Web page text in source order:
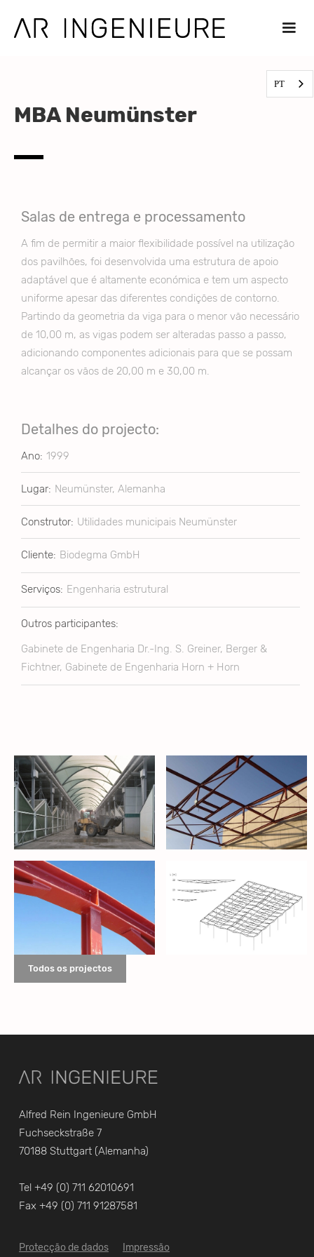
MBA Neumünster
Salas de entrega e processamento
A fim de permitir a maior flexibilidade possível na utilização
dos pavilhões, foi desenvolvida uma estrutura de apoio
adaptável que é altamente económica e tem um aspecto
uniforme apesar das diferentes condições de contorno.
Partindo da geometria da viga para o menor vão necessário
de 10,00 m, as vigas podem ser alteradas passo a passo,
adicionando componentes adicionais para que se possam
alcançar os vãos de 20,00 m e 30,00 m.
Detalhes do projecto:
Ano: 1999
Lugar: Neumünster, Alemanha
Construtor: Utilidades municipais Neumünster
Cliente: Biodegma GmbH
Serviços: Engenharia estrutural
Outros participantes:
Gabinete de Engenharia Dr.-Ing. S. Greiner, Berger &
Fichtner, Gabinete de Engenharia Horn + Horn
Todos os projectos
Alfred Rein Ingenieure GmbH
Fuchseckstraße 7
70188 Stuttgart (Alemanha)
Tel +49 (0) 711 62010691
Fax +49 (0) 711 91287581
Protecção de dados Impressão
PT